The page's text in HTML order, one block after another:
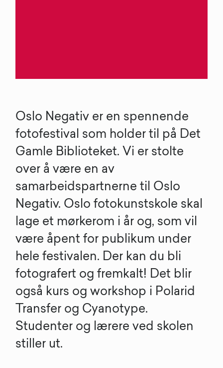
Oslo Negativ er en spennende
fotofestival som holder til på Det
Gamle Biblioteket. Vi er stolte
over å være en av
samarbeidspartnerne til Oslo
Negativ. Oslo fotokunstskole skal
lage et mørkerom i år og, som vil
være åpent for publikum under
hele festivalen. Der kan du bli
fotografert og fremkalt! Det blir
også kurs og workshop i Polarid
Transfer og Cyanotype.
Studenter og lærere ved skolen
stiller ut.